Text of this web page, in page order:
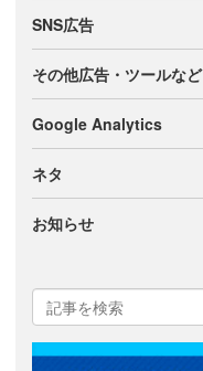
SNS広告
その他広告・ツールなど
Google Analytics
ネタ
お知らせ